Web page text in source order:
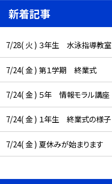
新着記事
7/28( 火 ) ３年生 水泳指導教室
7/24( 金 ) 第１学期 終業式
7/24( 金 ) ５年 情報モラル講座
7/24( 金 ) １年生 終業式の様子
7/24( 金 ) 夏休みが始まります